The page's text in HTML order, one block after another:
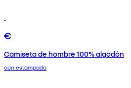
€
Camiseta de hombre 100% algodón
con estampado